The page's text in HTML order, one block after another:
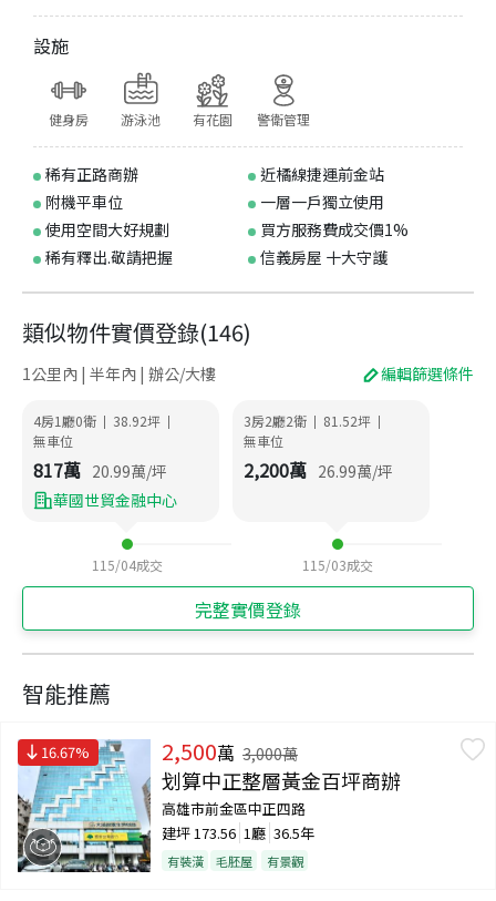
設施
健身房 游泳池 有花園 警衛管理
稀有正路商辦
近橘線捷運前金站
附機平車位
一層一戶獨立使用
使用空間大好規劃
買方服務費成交價1%
稀有釋出.敬請把握
信義房屋 十大守護
類似物件實價登錄(146)
1公里內 | 半年內 | 辦公/大樓 編輯篩選條件
4房1廳0衛 | 38.92坪 |
無車位
817萬 20.99萬/坪
華國世貿金融中心
115/04成交
3房2廳2衛 | 81.52坪 |
無車位
2,200萬 26.99萬/坪
115/03成交
完整實價登錄
智能推薦
16.67% 2,500萬 3,000萬
划算中正整層黃金百坪商辦
高雄市前金區中正四路
建坪 173.56 1廳 36.5年
有裝潢 毛胚屋 有景觀